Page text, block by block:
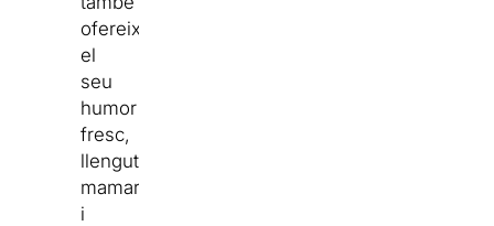
ofereixen
el
seu
humor
fresc,
llengut,
mamarratxo
i